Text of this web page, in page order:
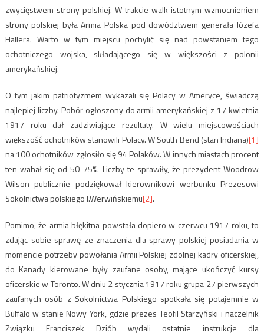
zwycięstwem strony polskiej. W trakcie walk istotnym wzmocnieniem
strony polskiej była Armia Polska pod dowództwem generała Józefa
Hallera. Warto w tym miejscu pochylić się nad powstaniem tego
ochotniczego wojska, składającego się w większości z polonii
amerykańskiej.
O tym jakim patriotyzmem wykazali się Polacy w Ameryce, świadczą
najlepiej liczby. Pobór ogłoszony do armii amerykańskiej z 17 kwietnia
1917 roku dał zadziwiające rezultaty. W wielu miejscowościach
większość ochotników stanowili Polacy. W South Bend (stan Indiana)[1]
na 100 ochotników zgłosiło się 94 Polaków. W innych miastach procent
ten wahał się od 50-75%. Liczby te sprawiły, że prezydent Woodrow
Wilson publicznie podziękował kierownikowi werbunku Prezesowi
Sokolnictwa polskiego I.Werwińskiemu[2].
Pomimo, że armia błękitna powstała dopiero w czerwcu 1917 roku, to
zdając sobie sprawę ze znaczenia dla sprawy polskiej posiadania w
momencie potrzeby powołania Armii Polskiej zdolnej kadry oficerskiej,
do Kanady kierowane były zaufane osoby, mające ukończyć kursy
oficerskie w Toronto. W dniu 2 stycznia 1917 roku grupa 27 pierwszych
zaufanych osób z Sokolnictwa Polskiego spotkała się potajemnie w
Buffalo w stanie Nowy York, gdzie prezes Teofil Starzyński i naczelnik
Związku Franciszek Dziób wydali ostatnie instrukcje dla